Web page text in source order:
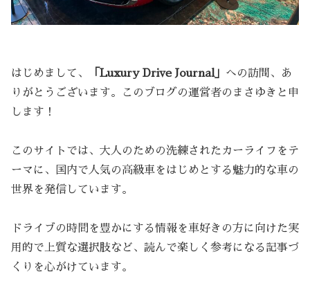
はじめまして、 「Luxury Drive Journal」 への訪問、あ
りがとうございます。このブログの運営者のまさゆきと申
します！
このサイトでは、大人のための洗練されたカーライフをテ
ーマに、国内で人気の高級車をはじめとする魅力的な車の
世界を発信しています。
ドライブの時間を豊かにする情報を車好きの方に向けた実
用的で上質な選択肢など、読んで楽しく参考になる記事づ
くりを心がけています。